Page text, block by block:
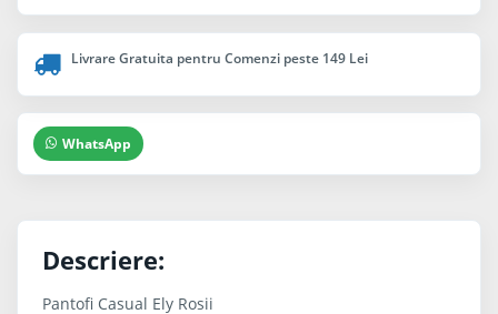
Livrare Gratuita pentru Comenzi peste 149 Lei
WhatsApp
Descriere:
Pantofi Casual Ely Rosii